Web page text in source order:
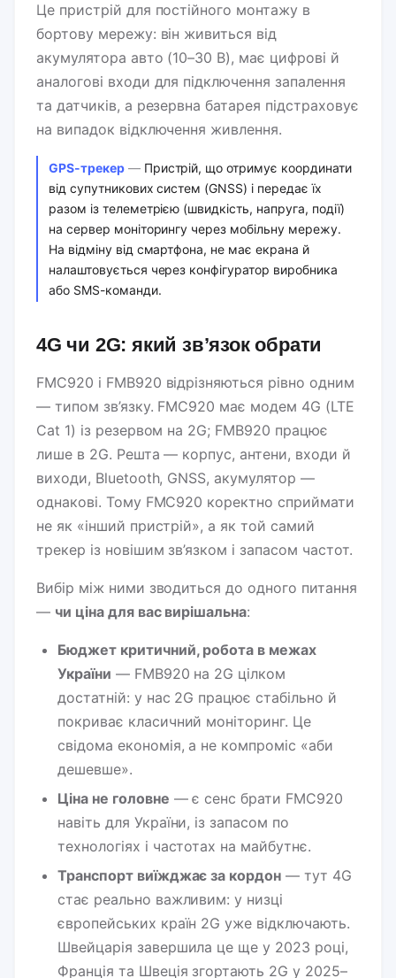
Це пристрій для постійного монтажу в
бортову мережу: він живиться від
акумулятора авто (10–30 В), має цифрові й
аналогові входи для підключення запалення
та датчиків, а резервна батарея підстраховує
на випадок відключення живлення.
GPS-трекер
Пристрій, що отримує координати
від супутникових систем (GNSS) і передає їх
разом із телеметрією (швидкість, напруга, події)
на сервер моніторингу через мобільну мережу.
На відміну від смартфона, не має екрана й
налаштовується через конфігуратор виробника
або SMS-команди.
4G чи 2G: який зв’язок обрати
FMC920 і FMB920 відрізняються рівно одним
— типом зв’язку. FMC920 має модем 4G (LTE
Cat 1) із резервом на 2G; FMB920 працює
лише в 2G. Решта — корпус, антени, входи й
виходи, Bluetooth, GNSS, акумулятор —
однакові. Тому FMC920 коректно сприймати
не як «інший пристрій», а як той самий
трекер із новішим зв’язком і запасом частот.
Вибір між ними зводиться до одного питання
— чи ціна для вас вирішальна:
Бюджет критичний, робота в межах
України — FMB920 на 2G цілком
достатній: у нас 2G працює стабільно й
покриває класичний моніторинг. Це
свідома економія, а не компроміс «аби
дешевше».
Ціна не головне — є сенс брати FMC920
навіть для України, із запасом по
технологіях і частотах на майбутнє.
Транспорт виїжджає за кордон — тут 4G
стає реально важливим: у низці
європейських країн 2G уже відключають.
Швейцарія завершила це ще у 2023 році,
Франція та Швеція згортають 2G у 2025–